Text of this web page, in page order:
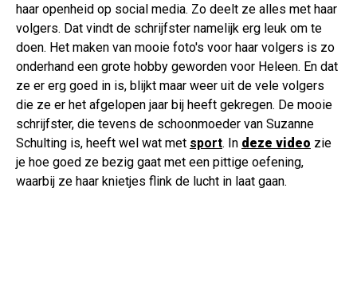
haar openheid op social media. Zo deelt ze alles met haar
volgers. Dat vindt de schrijfster namelijk erg leuk om te
doen. Het maken van mooie foto's voor haar volgers is zo
onderhand een grote hobby geworden voor Heleen. En dat
ze er erg goed in is, blijkt maar weer uit de vele volgers
die ze er het afgelopen jaar bij heeft gekregen. De mooie
schrijfster, die tevens de schoonmoeder van Suzanne
Schulting is, heeft wel wat met sport. In deze video zie
je hoe goed ze bezig gaat met een pittige oefening,
waarbij ze haar knietjes flink de lucht in laat gaan.